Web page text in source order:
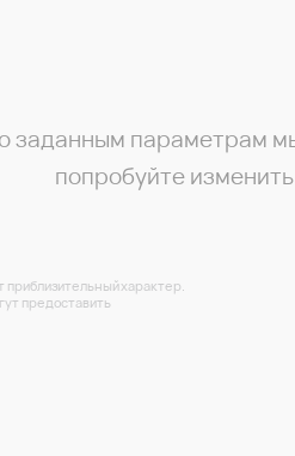
заданным параметрам
попробуйте
характер.
предоставить